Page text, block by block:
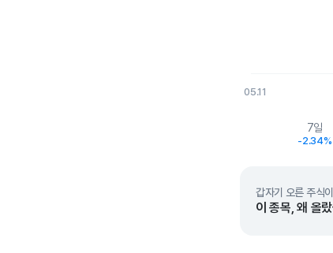
05.11
7일
-2.34%
갑자기 오른 주식
이 종목, 왜 올